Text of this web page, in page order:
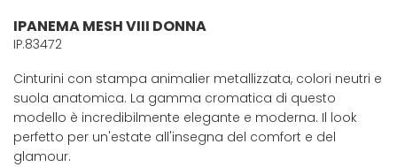
IPANEMA MESH VIII DONNA
IP.83472
Cinturini con stampa animalier metallizzata, colori neutri e
suola anatomica. La gamma cromatica di questo
modello è incredibilmente elegante e moderna. Il look
perfetto per un'estate all'insegna del comfort e del
glamour.